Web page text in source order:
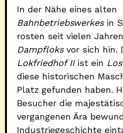
In der Nähe eines alten
Bahnbetriebswerkesin
rosten seit vielen
Dampfloksvor sich hin.
Lokfriedhof IIist ein
diese historischen
Platz gefunden haben.
Besucher die
vergangenen Ära
Industriegeschichte